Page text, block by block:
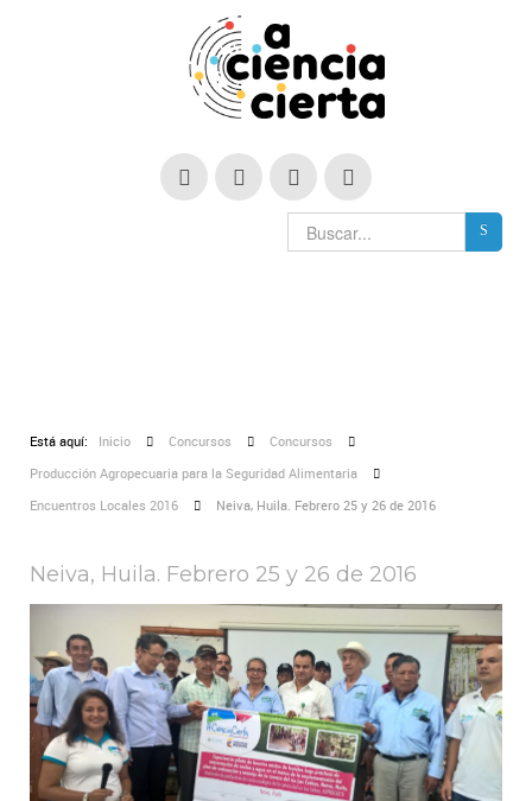
Está aquí: Inicio Concursos
Concursos
Producción Agropecuaria para la Seguridad Alimentaria
Encuentros Locales 2016
Neiva, Huila. Febrero 25 y 26 de 2016
Neiva, Huila. Febrero 25 y 26 de 2016